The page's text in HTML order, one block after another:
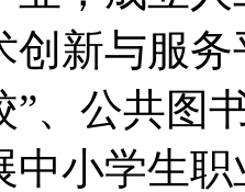
创新与服
”、公共图
中小学生